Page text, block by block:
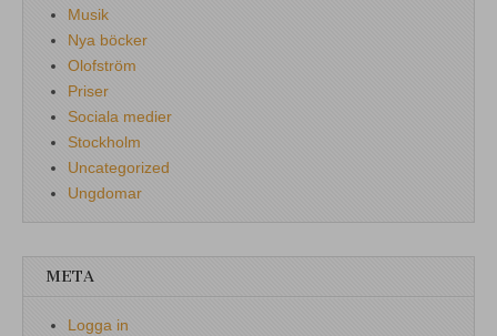
Musik
Nya böcker
Olofström
Priser
Sociala medier
Stockholm
Uncategorized
Ungdomar
META
Logga in